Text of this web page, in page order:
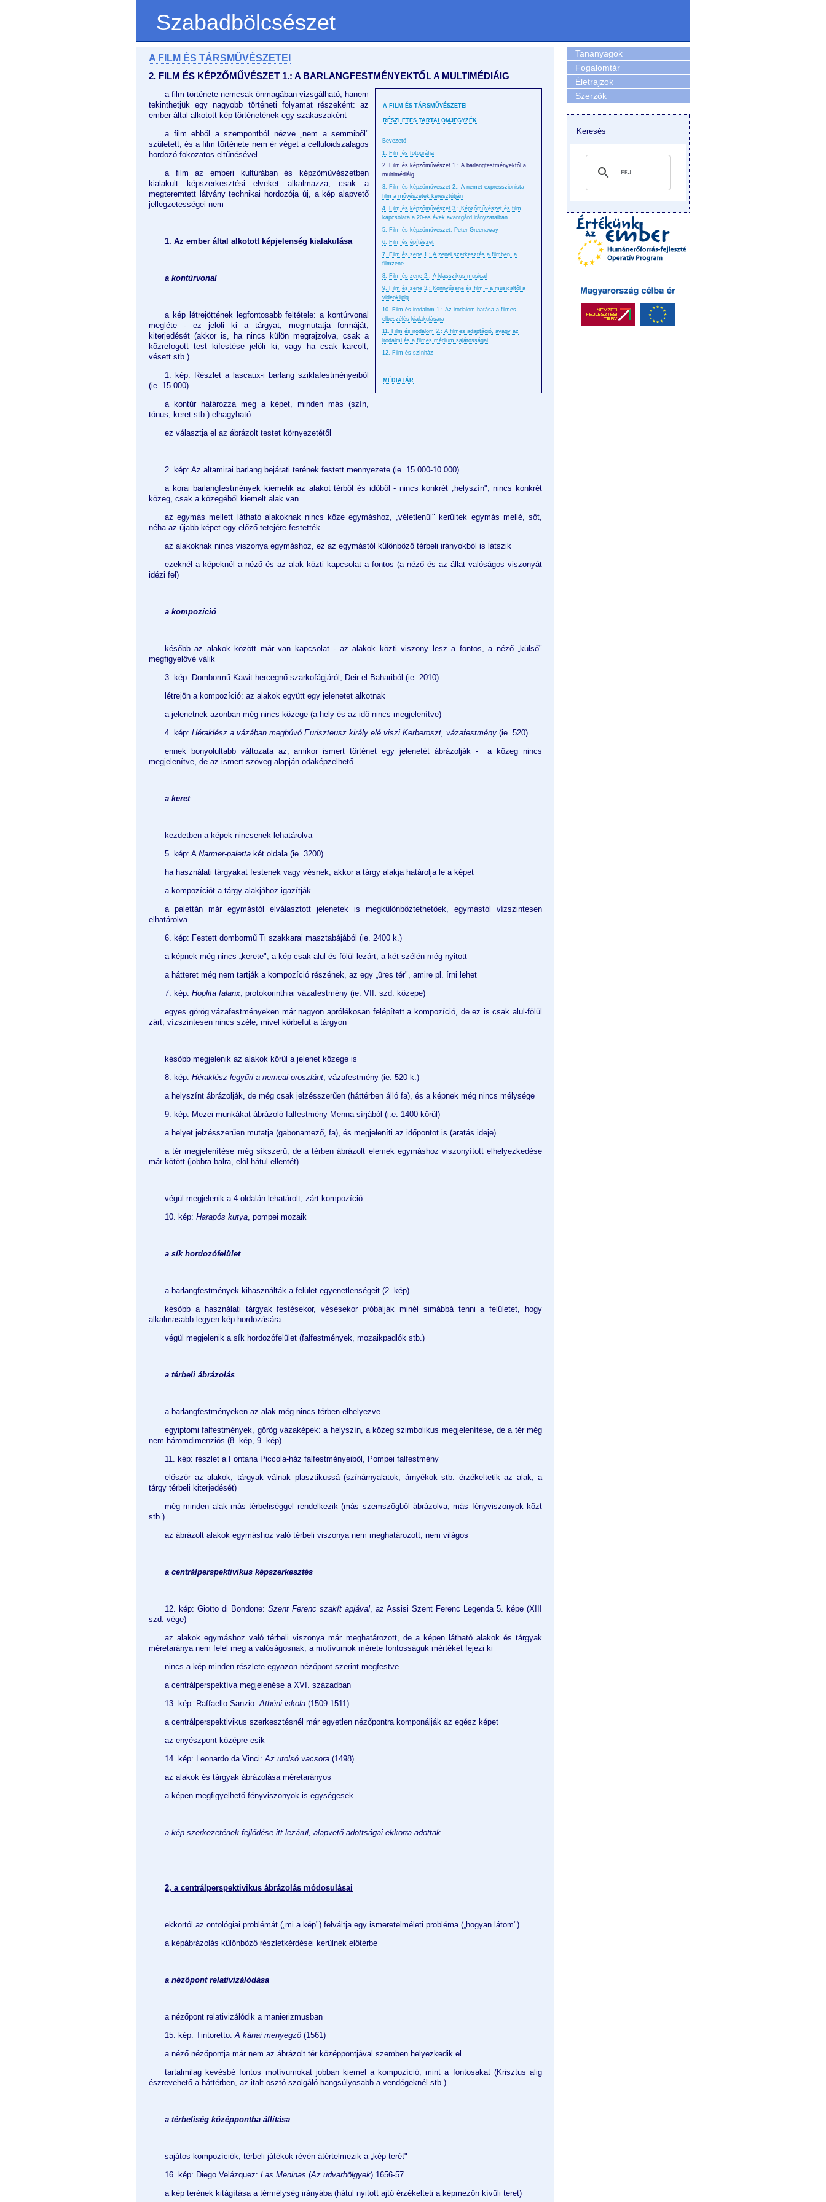
Szabadbölcsészet
A FILM ÉS TÁRSMŰVÉSZETEI
2. FILM ÉS KÉPZŐMŰVÉSZET 1.: A BARLANGFESTMÉNYEKTŐL A MULTIMÉDIÁIG
A FILM ÉS TÁRSMŰVÉSZETEI
RÉSZLETES TARTALOMJEGYZÉK
Bevezető
1. Film és fotográfia
2. Film és képzőművészet 1.: A barlangfestményektől a
multimédiáig
3. Film és képzőművészet 2.: A német expresszionista
film a művészetek keresztútján
4. Film és képzőművészet 3.: Képzőművészet és film
kapcsolata a 20-as évek avantgárd irányzataiban
5. Film és képzőművészet: Peter Greenaway
6. Film és építészet
7. Film és zene 1.: A zenei szerkesztés a filmben, a
filmzene
8. Film és zene 2.: A klasszikus musical
9. Film és zene 3.: Könnyűzene és film – a musicaltől a
videoklipig
10. Film és irodalom 1.: Az irodalom hatása a filmes
elbeszélés kialakulására
11. Film és irodalom 2.: A filmes adaptáció, avagy az
irodalmi és a filmes médium sajátosságai
12. Film és színház
MÉDIATÁR
a film története nemcsak önmagában vizsgálható, hanem
tekinthetjük egy nagyobb történeti folyamat részeként: az
ember által alkotott kép történetének egy szakaszaként
a film ebből a szempontból nézve „nem a semmiből"
született, és a film története nem ér véget a celluloidszalagos
hordozó fokozatos eltűnésével
a film az emberi kultúrában és képzőművészetben
kialakult képszerkesztési elveket alkalmazza, csak a
megteremtett látvány technikai hordozója új, a kép alapvető
jellegzetességei nem
1. Az ember által alkotott képjelenség kialakulása
a kontúrvonal
a kép létrejöttének legfontosabb feltétele: a kontúrvonal
megléte - ez jelöli ki a tárgyat, megmutatja formáját,
kiterjedését (akkor is, ha nincs külön megrajzolva, csak a
közrefogott test kifestése jelöli ki, vagy ha csak karcolt,
vésett stb.)
1. kép: Részlet a lascaux-i barlang sziklafestményeiből
(ie. 15 000)
a kontúr határozza meg a képet, minden más (szín,
tónus, keret stb.) elhagyható
ez választja el az ábrázolt testet környezetétől
2. kép: Az altamirai barlang bejárati terének festett mennyezete (ie. 15 000-10 000)
a korai barlangfestmények kiemelik az alakot térből és időből - nincs konkrét „helyszín", nincs konkrét
közeg, csak a közegéből kiemelt alak van
az egymás mellett látható alakoknak nincs köze egymáshoz, „véletlenül" kerültek egymás mellé, sőt,
néha az újabb képet egy előző tetejére festették
az alakoknak nincs viszonya egymáshoz, ez az egymástól különböző térbeli irányokból is látszik
ezeknél a képeknél a néző és az alak közti kapcsolat a fontos (a néző és az állat valóságos viszonyát
idézi fel)
a kompozíció
később az alakok között már van kapcsolat - az alakok közti viszony lesz a fontos, a néző „külső"
megfigyelővé válik
3. kép: Dombormű Kawit hercegnő szarkofágjáról, Deir el-Bahariból (ie. 2010)
létrejön a kompozíció: az alakok együtt egy jelenetet alkotnak
a jelenetnek azonban még nincs közege (a hely és az idő nincs megjelenítve)
4. kép: Héraklész a vázában megbúvó Euriszteusz király elé viszi Kerberoszt, vázafestmény (ie. 520)
ennek bonyolultabb változata az, amikor ismert történet egy jelenetét ábrázolják - a közeg nincs
megjelenítve, de az ismert szöveg alapján odaképzelhető
a keret
kezdetben a képek nincsenek lehatárolva
5. kép: A Narmer-paletta két oldala (ie. 3200)
ha használati tárgyakat festenek vagy vésnek, akkor a tárgy alakja határolja le a képet
a kompozíciót a tárgy alakjához igazítják
a palettán már egymástól elválasztott jelenetek is megkülönböztethetőek, egymástól vízszintesen
elhatárolva
6. kép: Festett dombormű Ti szakkarai masztabájából (ie. 2400 k.)
a képnek még nincs „kerete", a kép csak alul és fölül lezárt, a két szélén még nyitott
a hátteret még nem tartják a kompozíció részének, az egy „üres tér", amire pl. írni lehet
7. kép: Hoplita falanx , protokorinthiai vázafestmény (ie. VII. szd. közepe)
egyes görög vázafestményeken már nagyon aprólékosan felépített a kompozíció, de ez is csak alul-fölül
zárt, vízszintesen nincs széle, mivel körbefut a tárgyon
később megjelenik az alakok körül a jelenet közege is
8. kép: Héraklész legyűri a nemeai oroszlánt , vázafestmény (ie. 520 k.)
a helyszínt ábrázolják, de még csak jelzésszerűen (háttérben álló fa), és a képnek még nincs mélysége
9. kép: Mezei munkákat ábrázoló falfestmény Menna sírjából (i.e. 1400 körül)
a helyet jelzésszerűen mutatja (gabonamező, fa), és megjeleníti az időpontot is (aratás ideje)
a tér megjelenítése még síkszerű, de a térben ábrázolt elemek egymáshoz viszonyított elhelyezkedése
már kötött (jobbra-balra, elöl-hátul ellentét)
végül megjelenik a 4 oldalán lehatárolt, zárt kompozíció
10. kép: Harapós kutya , pompei mozaik
a sík hordozófelület
a barlangfestmények kihasználták a felület egyenetlenségeit (2. kép)
később a használati tárgyak festésekor, vésésekor próbálják minél simábbá tenni a felületet, hogy
alkalmasabb legyen kép hordozására
végül megjelenik a sík hordozófelület (falfestmények, mozaikpadlók stb.)
a térbeli ábrázolás
a barlangfestményeken az alak még nincs térben elhelyezve
egyiptomi falfestmények, görög vázaképek: a helyszín, a közeg szimbolikus megjelenítése, de a tér még
nem háromdimenziós (8. kép, 9. kép)
11. kép: részlet a Fontana Piccola-ház falfestményeiből, Pompei falfestmény
először az alakok, tárgyak válnak plasztikussá (színárnyalatok, árnyékok stb. érzékeltetik az alak, a
tárgy térbeli kiterjedését)
még minden alak más térbeliséggel rendelkezik (más szemszögből ábrázolva, más fényviszonyok közt
stb.)
az ábrázolt alakok egymáshoz való térbeli viszonya nem meghatározott, nem világos
a centrálperspektivikus képszerkesztés
12. kép: Giotto di Bondone: Szent Ferenc szakít apjával , az Assisi Szent Ferenc Legenda 5. képe (XIII
szd. vége)
az alakok egymáshoz való térbeli viszonya már meghatározott, de a képen látható alakok és tárgyak
méretaránya nem felel meg a valóságosnak, a motívumok mérete fontosságuk mértékét fejezi ki
nincs a kép minden részlete egyazon nézőpont szerint megfestve
a centrálperspektíva megjelenése a XVI. században
13. kép: Raffaello Sanzio: Athéni iskola (1509-1511)
a centrálperspektivikus szerkesztésnél már egyetlen nézőpontra komponálják az egész képet
az enyészpont középre esik
14. kép: Leonardo da Vinci: Az utolsó vacsora (1498)
az alakok és tárgyak ábrázolása méretarányos
a képen megfigyelhető fényviszonyok is egységesek
a kép szerkezetének fejlődése itt lezárul, alapvető adottságai ekkorra adottak
2, a centrálperspektivikus ábrázolás módosulásai
ekkortól az ontológiai problémát („mi a kép") felváltja egy ismeretelméleti probléma („hogyan látom")
a képábrázolás különböző részletkérdései kerülnek előtérbe
a nézőpont relativizálódása
a nézőpont relativizálódik a manierizmusban
15. kép: Tintoretto: A kánai menyegző(1561)
a néző nézőpontja már nem az ábrázolt tér középpontjával szemben helyezkedik el
tartalmilag kevésbé fontos motívumokat jobban kiemel a kompozíció, mint a fontosakat (Krisztus alig
észrevehető a háttérben, az italt osztó szolgáló hangsúlyosabb a vendégeknél stb.)
a térbeliség középpontba állítása
sajátos kompozíciók, térbeli játékok révén átértelmezik a „kép terét"
16. kép: Diego Velázquez: Las Meninas (Az udvarhölgyek) 1656-57
a kép terének kitágítása a térmélység irányába (hátul nyitott ajtó érzékelteti a képmezőn kívüli teret)
Tananyagok
Fogalomtár
Életrajzok
Szerzők
Keresés